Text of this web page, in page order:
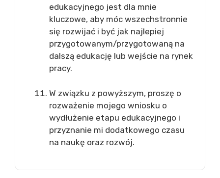
edukacyjnego jest dla mnie
kluczowe, aby móc wszechstronnie
się rozwijać i być jak najlepiej
przygotowanym/przygotowaną na
dalszą edukację lub wejście na rynek
pracy.
W związku z powyższym, proszę o
rozważenie mojego wniosku o
wydłużenie etapu edukacyjnego i
przyznanie mi dodatkowego czasu
na naukę oraz rozwój.